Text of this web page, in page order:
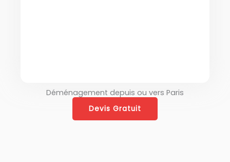
Déménagement depuis ou vers Paris
Devis Gratuit